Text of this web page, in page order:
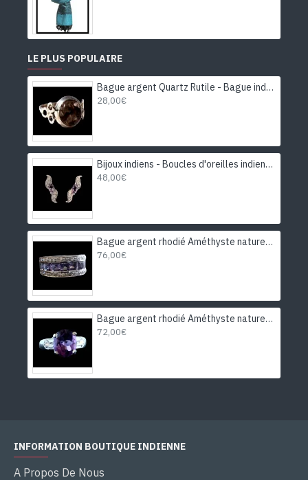
LE PLUS POPULAIRE
Bague argent Quartz Rutile - Bague indienne - Bijoux indiens
28,00€
Bijoux indiens - Boucles d'oreilles indiennes rhodiées Améthyste
48,00€
Bague argent rhodié Améthyste naturelle
76,00€
Bague argent rhodié Améthyste naturelle
72,00€
INFORMATION BOUTIQUE INDIENNE
A Propos De Nous